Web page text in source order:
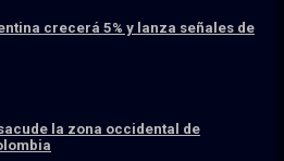
crecerá 5% y lanza señales de
la zona occidental de